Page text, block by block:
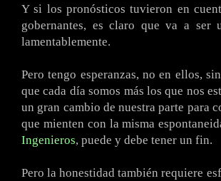
Y si los pronósticos tuvieron en
gobernantes, es claro que va a ser
lamentablemente.
Pero tengo esperanzas, no en ellos,
que cada día somos más los que nos
un gran cambio de nuestra parte para
que mienten con la misma
Ingenieros, puede y debe tener un fin.
Pero la honestidad también requiere